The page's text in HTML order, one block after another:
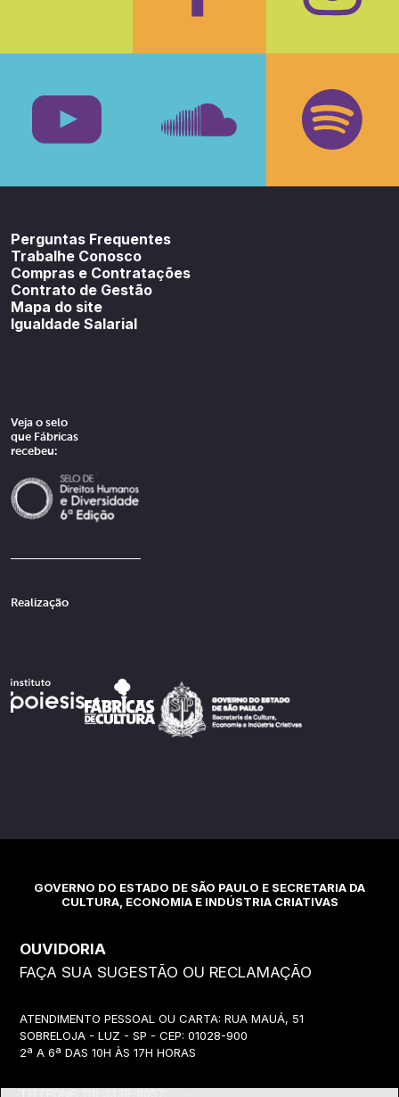
Facebook
Perguntas Frequentes
Trabalhe Conosco
Compras e Contratações
Contrato de Gestão
Mapa do site
Igualdade Salarial
Veja o selo
que Fábricas
recebeu:
Realização
GOVERNO DO ESTADO DE SÃO PAULO E SECRETARIA DA
CULTURA, ECONOMIA E INDÚSTRIA CRIATIVAS
OUVIDORIA
FAÇA SUA SUGESTÃO OU RECLAMAÇÃO
ATENDIMENTO PESSOAL OU CARTA: RUA MAUÁ, 51
SOBRELOJA - LUZ - SP - CEP: 01028-900
2ª A 6ª DAS 10H ÀS 17H HORAS